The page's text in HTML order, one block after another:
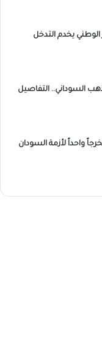
يخدم التدخل
السوداني.. التفاصيل
واحداً لأزمة السودان